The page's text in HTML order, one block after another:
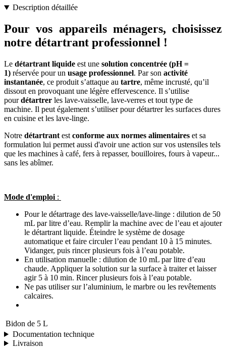
Description détaillée
Pour vos appareils ménagers, choisissez
notre détartrant professionnel !
Le détartrant liquide est une solution concentrée (pH =
1) réservée pour un usage professionnel. Par son activité
instantanée, ce produit s’attaque au tartre, même incrusté, qu’il
dissout en provoquant une légère effervescence. Il s’utilise
pourdétartrer les lave-vaisselle, lave-verres et tout type de
machine. Il peut également s’utiliser pour détartrer les surfaces dures
en cuisine et les lave-linge.
Notre détartrant est conforme aux normes alimentaires et sa
formulation lui permet aussi d'avoir une action sur vos ustensiles tels
que les machines à café, fers à repasser, bouilloires, fours à vapeur...
sans les abîmer.
Mode d'emploi :
Pour le détartrage des lave-vaisselle/lave-linge : dilution de 50
mL par litre d’eau. Remplir la machine avec de l’eau et ajouter
le détartrant liquide. Éteindre le système de dosage
automatique et faire circuler l’eau pendant 10 à 15 minutes.
Vidanger, puis rincer plusieurs fois à l’eau potable.
En utilisation manuelle : dilution de 10 mL par litre d’eau
chaude. Appliquer la solution sur la surface à traiter et laisser
agir 5 à 10 min. Rincer plusieurs fois à l’eau potable.
Ne pas utiliser sur l’aluminium, le marbre ou les revêtements
calcaires.
Bidon de 5 L
Documentation technique
Livraison